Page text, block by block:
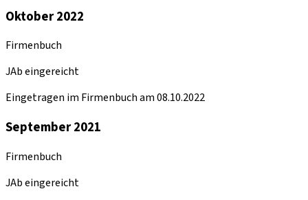
Oktober 2022
Firmenbuch
JAb eingereicht
Eingetragen im Firmenbuch am 08.10.2022
September 2021
Firmenbuch
JAb eingereicht